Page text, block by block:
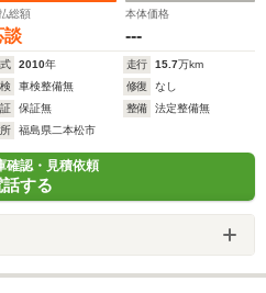
総額
談
本体価格
---
2010年 走行 15.7万km
車検整備無 修復
なし
保証無 整備
法定整備無
福島県二本松市
確認・見積依頼
話する